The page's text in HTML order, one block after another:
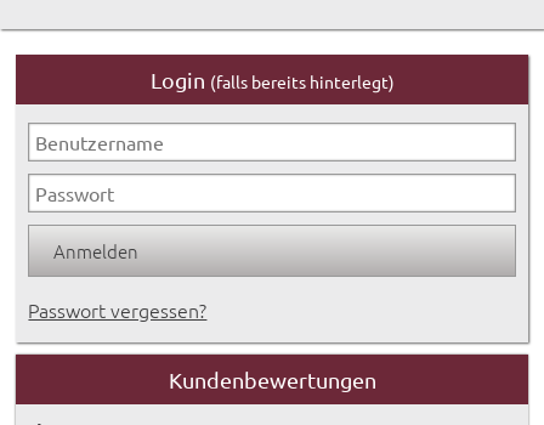
Login (falls bereits hinterlegt)
Passwort vergessen?
Kundenbewertungen